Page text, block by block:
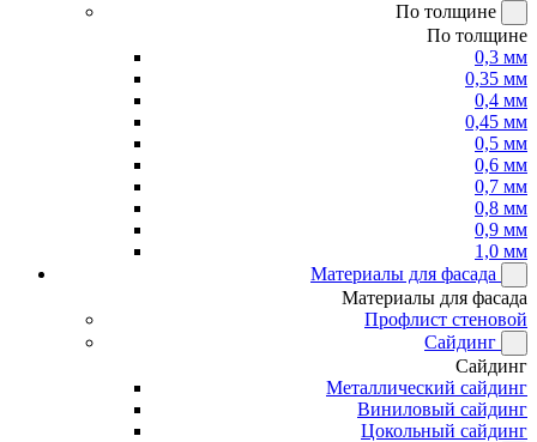
По толщине
По толщине
0,3 мм
0,35 мм
0,4 мм
0,45 мм
0,5 мм
0,6 мм
0,7 мм
0,8 мм
0,9 мм
1,0 мм
Материалы для фасада
Материалы для фасада
Профлист стеновой
Сайдинг
Сайдинг
Металлический сайдинг
Виниловый сайдинг
Цокольный сайдинг